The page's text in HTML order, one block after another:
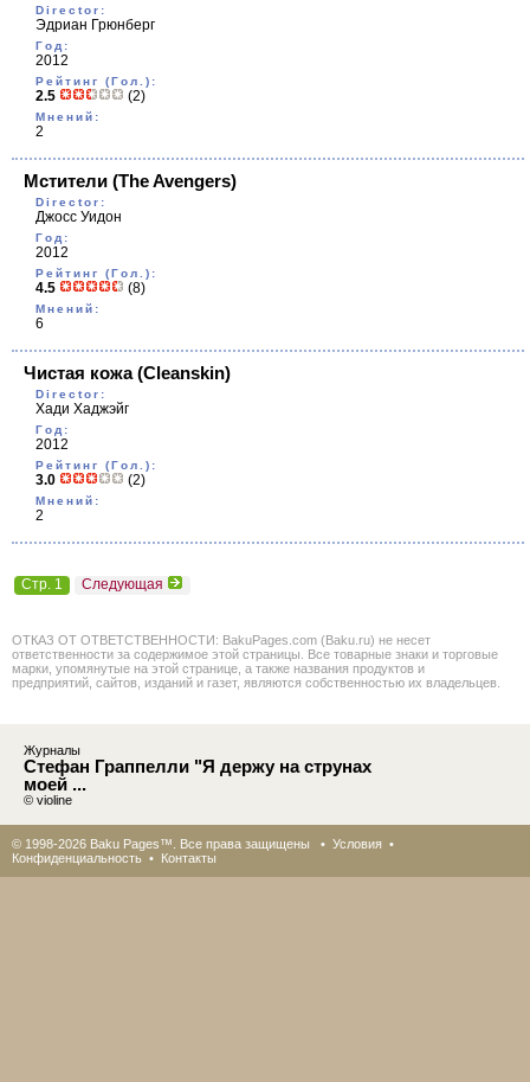
Director:
Эдриан Грюнберг
Год:
2012
Рейтинг (Гол.):
2.5 (2)
Мнений:
2
Мстители (The Avengers)
Director:
Джосс Уидон
Год:
2012
Рейтинг (Гол.):
4.5 (8)
Мнений:
6
Чистая кожа(Cleanskin)
Director:
Хади Хаджэйг
Год:
2012
Рейтинг (Гол.):
3.0 (2)
Мнений:
2
Стр. 1 Следующая
ОТКАЗ ОТ ОТВЕТСТВЕННОСТИ: BakuPages.com (Baku.ru) не несет
ответственности за содержимое этой страницы. Все товарные знаки и торговые
марки, упомянутые на этой странице, а также названия продуктов и
предприятий, сайтов, изданий и газет, являются собственностью их владельцев.
Журналы
Стефан Граппелли "Я держу на струнах
моей ...
© violine
© 1998-2026 Baku Pages™. Все права защищены • Условия •
Конфиденциальность • Контакты